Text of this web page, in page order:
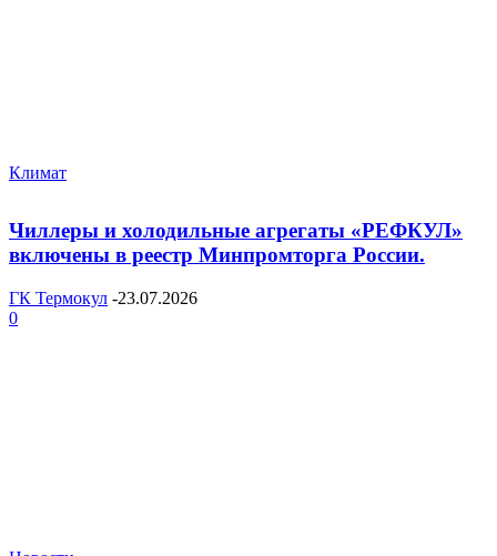
Климат
Чиллеры и холодильные агрегаты «РЕФКУЛ»
включены в реестр Минпромторга России.
ГК Термокул -23.07.2026
0